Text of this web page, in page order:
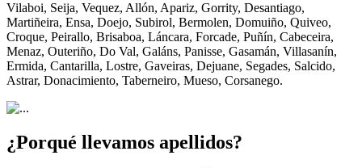
Vilaboi, Seija, Vequez, Allón, Apariz, Gorrity, Desantiago,
Martiñeira, Ensa, Doejo, Subirol, Bermolen, Domuiño, Quiveo,
Croque, Peirallo, Brisaboa, Láncara, Forcade, Puñín, Cabeceira,
Menaz, Outeriño, Do Val, Galáns, Panisse, Gasamán, Villasanín,
Ermida, Cantarilla, Lostre, Gaveiras, Dejuane, Segades, Salcido,
Astrar, Donacimiento, Taberneiro, Mueso, Corsanego.
¿Porqué llevamos apellidos?